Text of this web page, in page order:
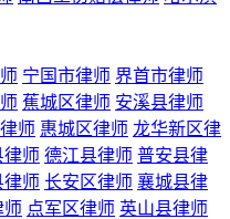
宁国市律师 界首市律师
蕉城区律师 安溪县律师
师 惠城区律师 龙华新区律
律师 德江县律师 普安县律
律师 长安区律师 襄城县律
师 点军区律师 英山县律师